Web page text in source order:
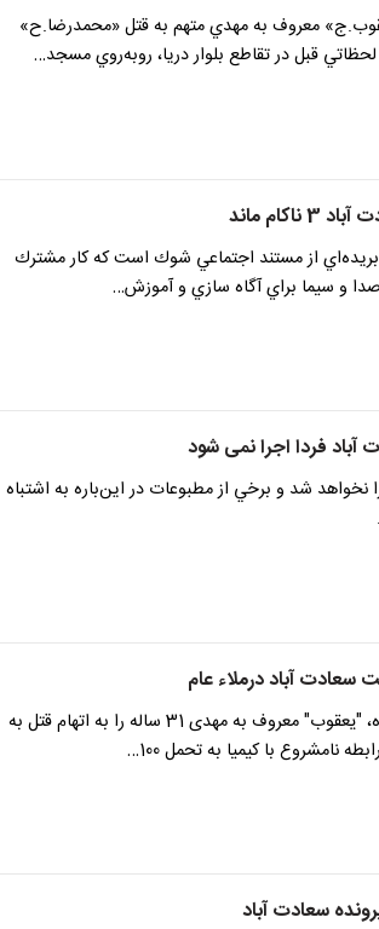
معروف به مهدي متهم به قتل «محمدرضا.ح»
قبل در تقاطع بلوار دريا، روبه‌روي مسجد…
ماند
بريده‌اي از مستند اجتماعي شوك است كه كار مشترك
و سيما براي آگاه سازي و آموزش…
فردا اجرا نمی شود
نخواهد شد و برخي از مطبوعات در اين‌باره به اشتباه
سعادت آباد درملاء عام
پیش از این دادگاه،‌ "یعقوب" معروف به مهدی 31 ساله را به اتهام قتل به
نامشروع با کیمیا به تحمل 100…
سعادت آباد